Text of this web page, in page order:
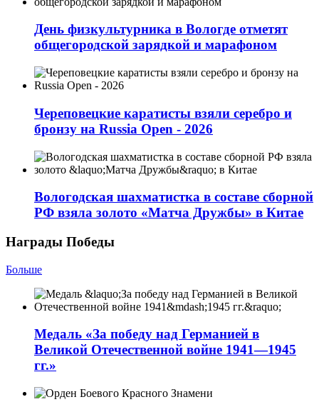
День физкультурника в Вологде отметят
общегородской зарядкой и марафоном
Череповецкие каратисты взяли серебро и
бронзу на Russia Open - 2026
Вологодская шахматистка в составе сборной
РФ взяла золото «Матча Дружбы» в Китае
Награды Победы
Больше
Медаль «За победу над Германией в
Великой Отечественной войне 1941—1945
гг.»